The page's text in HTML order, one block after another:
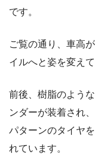
です。
ご覧の通り、車高
イルへと姿を変えて
前後、樹脂のよう
ンダーが装着され
パターンのタイヤ
れています。